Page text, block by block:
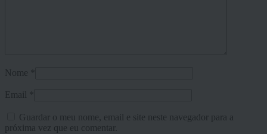
Nome
Email
Guardar o meu nome, email e site neste navegador para a
próxima vez que eu comentar.